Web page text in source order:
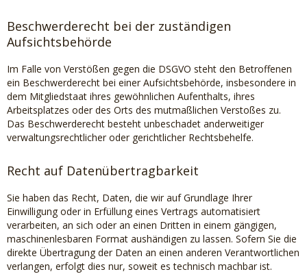
Beschwerderecht bei der zuständigen
Aufsichtsbehörde
Im Falle von Verstößen gegen die DSGVO steht den Betroffenen
ein Beschwerderecht bei einer Aufsichtsbehörde, insbesondere in
dem Mitgliedstaat ihres gewöhnlichen Aufenthalts, ihres
Arbeitsplatzes oder des Orts des mutmaßlichen Verstoßes zu.
Das Beschwerderecht besteht unbeschadet anderweitiger
verwaltungsrechtlicher oder gerichtlicher Rechtsbehelfe.
Recht auf Datenübertragbarkeit
Sie haben das Recht, Daten, die wir auf Grundlage Ihrer
Einwilligung oder in Erfüllung eines Vertrags automatisiert
verarbeiten, an sich oder an einen Dritten in einem gängigen,
maschinenlesbaren Format aushändigen zu lassen. Sofern Sie die
direkte Übertragung der Daten an einen anderen Verantwortlichen
verlangen, erfolgt dies nur, soweit es technisch machbar ist.